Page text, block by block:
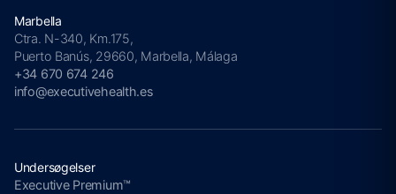
Marbella
Ctra. N-340, Km.175,
Puerto Banús, 29660, Marbella, Málaga
+34 670 674 246
info@executivehealth.es
Undersøgelser
Executive Premium™